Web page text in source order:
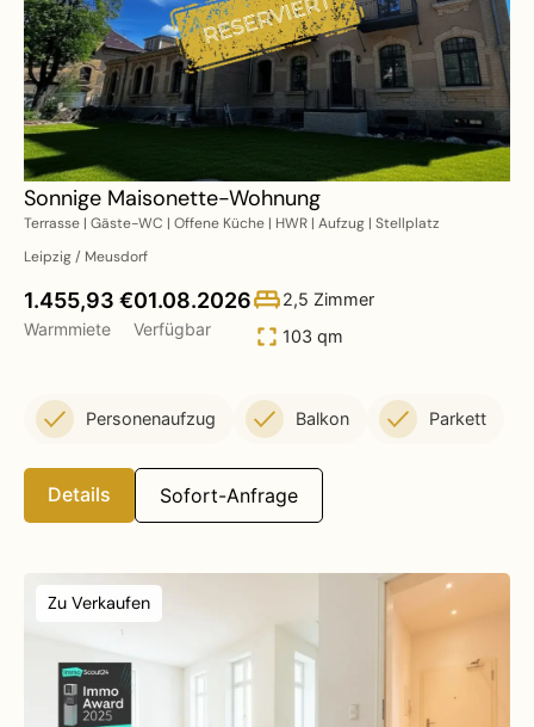
Sonnige Maisonette-Wohnung
Terrasse | Gäste-WC | Offene Küche | HWR | Aufzug | Stellplatz
Leipzig / Meusdorf
1.455,93 €
Warmmiete
01.08.2026
Verfügbar
2,5 Zimmer
103 qm
Personenaufzug Balkon Parkett
Details Sofort-Anfrage
Zu Verkaufen